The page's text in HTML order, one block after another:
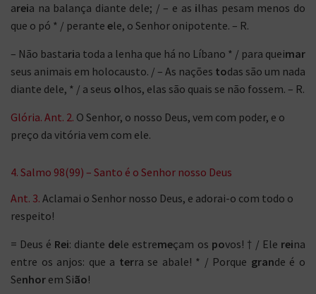
areia na balança diante dele; / – e as ilhas pesam menos do
que o pó * / perante ele, o Senhor onipotente. – R.
– Não bastaria toda a lenha que há no Líbano * / para queimar
seus animais em holocausto. / – As nações todas são um nada
diante dele, * / a seus olhos, elas são quais se não fossem. – R.
Glória. Ant. 2. O Senhor, o nosso Deus, vem com poder, e o
preço da vitória vem com ele.
4. Salmo 98(99) – Santo é o Senhor nosso Deus
Ant. 3. Aclamai o Senhor nosso Deus, e adorai-o com todo o
respeito!
= Deus é Rei: diante dele estremeçam os povos! † / Ele reina
entre os anjos: que a terra se abale! * / Porque grande é o
Senhor em Sião!